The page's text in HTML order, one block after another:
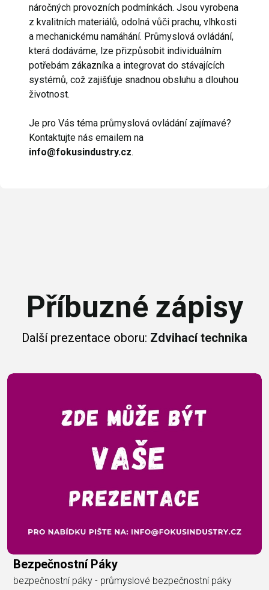
náročných provozních podmínkách. Jsou vyrobena
z kvalitních materiálů, odolná vůči prachu, vlhkosti
a mechanickému namáhání. Průmyslová ovládání,
která dodáváme, lze přizpůsobit individuálním
potřebám zákazníka a integrovat do stávajících
systémů, což zajišťuje snadnou obsluhu a dlouhou
životnost.
Je pro Vás téma průmyslová ovládání zajímavé?
Kontaktujte nás emailem na
info@fokusindustry.cz.
Příbuzné zápisy
Další prezentace oboru: Zdvihací technika
Bezpečnostní Páky
bezpečnostní páky - průmyslové bezpečnostní páky